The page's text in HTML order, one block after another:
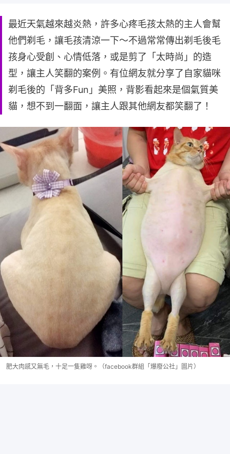
最近天氣越來越炎熱，許多心疼毛孩太熱的主人會幫
他們剃毛，讓毛孩清涼一下～不過常常傳出剃毛後毛
孩身心受創、心情低落，或是剪了「太時尚」的造
型，讓主人笑翻的案例。有位網友就分享了自家貓咪
剃毛後的「背多Fun」美照，背影看起來是個氣質美
貓，想不到一翻面，讓主人跟其他網友都笑翻了！
肥大肉感又無毛，十足一隻雞呀。（facebook群組「爆廢公社」圖片）